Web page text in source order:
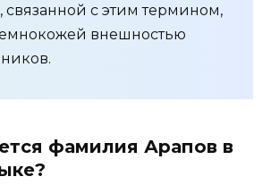
связанной с этим термином,
внешностью
фамилия Арапов в